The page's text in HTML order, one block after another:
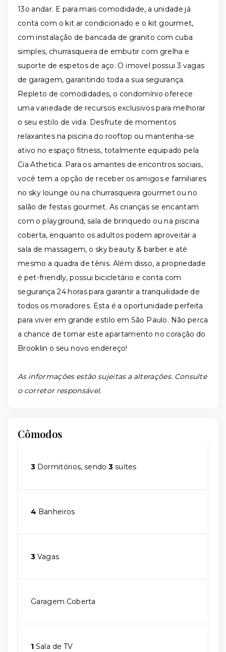
13o andar. E para mais comodidade, a unidade já
conta com o kit ar condicionado e o kit gourmet,
com instalação de bancada de granito com cuba
simples, churrasqueira de embutir com grelha e
suporte de espetos de aço. O imovel possui 3 vagas
de garagem, garantindo toda a sua segurança.
Repleto de comodidades, o condomínio oferece
uma variedade de recursos exclusivos para melhorar
o seu estilo de vida. Desfrute de momentos
relaxantes na piscina do rooftop ou mantenha-se
ativo no espaço fitness, totalmente equipado pela
Cia Athetica. Para os amantes de encontros sociais,
você tem a opção de receber os amigos e familiares
no sky lounge ou na churrasqueira gourmet ou no
salão de festas gourmet. As crianças se encantam
com o playground, sala de brinquedo ou na piscina
coberta, enquanto os adultos podem aproveitar a
sala de massagem, o sky beauty & barber e até
mesmo a quadra de tênis. Além disso, a propriedade
é pet-friendly, possui bicicletário e conta com
segurança 24 horas para garantir a tranquilidade de
todos os moradores. Esta é a oportunidade perfeita
para viver em grande estilo em São Paulo. Não perca
a chance de tornar este apartamento no coração do
Brooklin o seu novo endereço!
As informações estão sujeitas a alterações. Consulte
o corretor responsável.
Cômodos
3 Dormitórios, sendo3 suítes
4 Banheiros
3 Vagas
Garagem Coberta
1 Sala de TV